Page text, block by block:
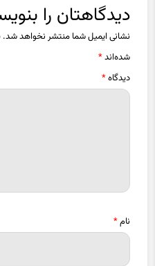
دیدگاهتان را
نشانی ایمیل شما منتشر نخواهد شد.
شده‌اند*
دیدگاه*
نام*